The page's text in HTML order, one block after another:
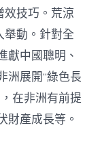
效技巧。荒涼
舉動。針對全
獻中國聰明、
洲展開“綠色長
在非洲有前提
財產成長等。